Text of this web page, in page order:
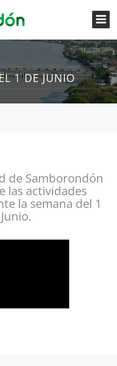
1 DE JUNIO
de Samborondón
las actividades
la semana del 1